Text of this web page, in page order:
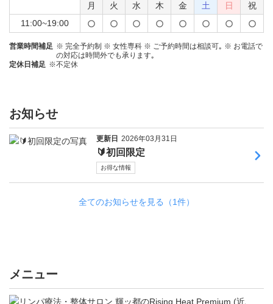
月 火 水 木 金 土 日
祝
11:00~19:00
営業時間補足 ※ 完全予約制 ※ 女性専科 ※ ご予約時間は相談可｡ ※ お電話で
の対応は時間外でも承ります｡
定休日補足 ※不定休
お知らせ
更新日 2026年03月31日
🔰初回限定
お得な情報
全てのお知らせを見る（1件）
メニュー